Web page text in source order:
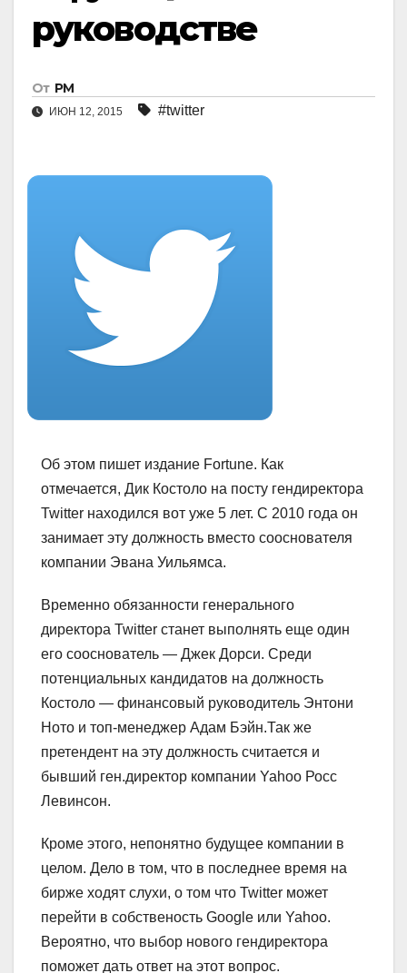
руководстве
От РМ
ИЮН 12, 2015 #twitter
Об этом пишет издание Fortune. Как
отмечается, Дик Костоло на посту гендиректора
Twitter находился вот уже 5 лет. С 2010 года он
занимает эту должность вместо сооснователя
компании Эвана Уильямса.
Временно обязанности генерального
директора Twitter станет выполнять еще один
его сооснователь — Джек Дорси. Среди
потенциальных кандидатов на должность
Костоло — финансовый руководитель Энтони
Ното и топ-менеджер Адам Бэйн.Так же
претендент на эту должность считается и
бывший ген.директор компании Yahoo Росс
Левинсон.
Кроме этого, непонятно будущее компании в
целом. Дело в том, что в последнее время на
бирже ходят слухи, о том что Twitter может
перейти в собственость Google или Yahoo.
Вероятно, что выбор нового гендиректора
поможет дать ответ на этот вопрос.